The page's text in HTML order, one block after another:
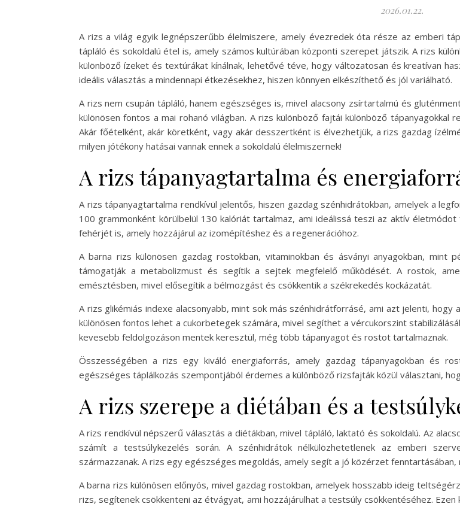
2026.01.22.
A rizs a világ egyik legnépszerűbb élelmiszere, amely évezredek óta része az emberi
tápláló és sokoldalú étel is, amely számos kultúrában központi szerepet játszik. A rizs
különböző ízeket és textúrákat kínálnak, lehetővé téve, hogy változatosan és kreatívan
ideális választás a mindennapi étkezésekhez, hiszen könnyen elkészíthető és jól variálható.
A rizs nem csupán tápláló, hanem egészséges is, mivel alacsony zsírtartalmú és
különösen fontos a mai rohanó világban. A rizs különböző fajtái különböző tápanyagokkal
Akár főételként, akár köretként, vagy akár desszertként is élvezhetjük, a rizs gazdag
milyen jótékony hatásai vannak ennek a sokoldalú élelmiszernek!
A rizs tápanyagtartalma és
A rizs tápanyagtartalma rendkívül jelentős, hiszen gazdag szénhidrátokban, amelyek a
100 grammonként körülbelül 130 kalóriát tartalmaz, ami ideálissá teszi az aktív
fehérjét is, amely hozzájárul az izomépítéshez és a regenerációhoz.
A barna rizs különösen gazdag rostokban, vitaminokban és ásványi anyagokban, mint
támogatják a metabolizmust és segítik a sejtek megfelelő működését. A rostok,
emésztésben, mivel elősegítik a bélmozgást és csökkentik a székrekedés kockázatát.
A rizs glikémiás indexe alacsonyabb, mint sok más szénhidrátforrásé, ami azt jelenti,
különösen fontos lehet a cukorbetegek számára, mivel segíthet a vércukorszint
kevesebb feldolgozáson mentek keresztül, még több tápanyagot és rostot tartalmaznak.
Összességében a rizs egy kiváló energiaforrás, amely gazdag tápanyagokban és
egészséges táplálkozás szempontjából érdemes a különböző rizsfajták közül választani,
A rizs szerepe a diétában és a
A rizs rendkívül népszerű választás a diétákban, mivel tápláló, laktató és sokoldalú. Az
számít a testsúlykezelés során. A szénhidrátok nélkülözhetetlenek az emberi
származzanak. A rizs egy egészséges megoldás, amely segít a jó közérzet
A barna rizs különösen előnyös, mivel gazdag rostokban, amelyek hosszabb ideig
rizs, segítenek csökkenteni az étvágyat, ami hozzájárulhat a testsúly csökkentéséhez.